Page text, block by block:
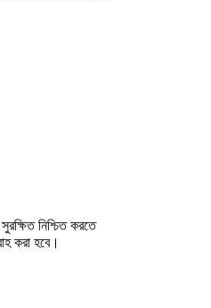
নিশ্চিত করতে
করা হবে।